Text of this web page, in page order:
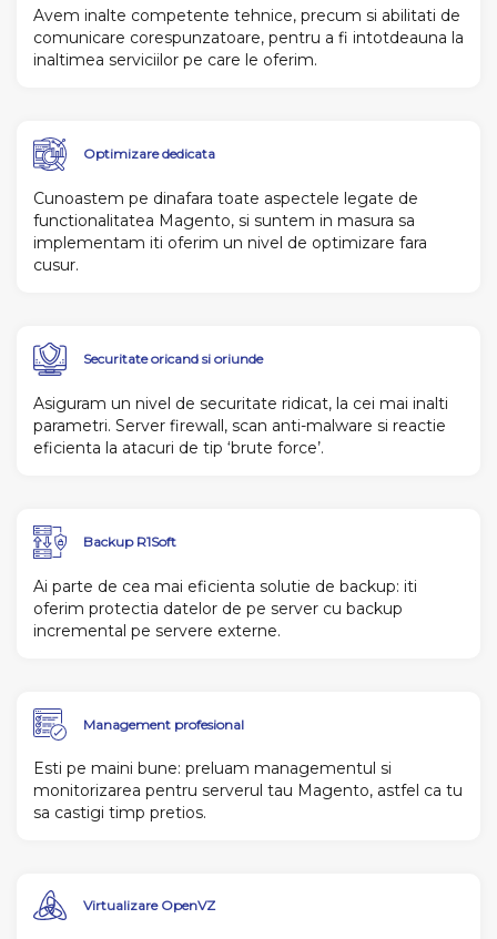
Avem inalte competente tehnice, precum si abilitati de
comunicare corespunzatoare, pentru a fi intotdeauna la
inaltimea serviciilor pe care le oferim.
Optimizare dedicata
Cunoastem pe dinafara toate aspectele legate de
functionalitatea Magento, si suntem in masura sa
implementam iti oferim un nivel de optimizare fara
cusur.
Securitateoricand si oriunde
Asiguram un nivel de securitate ridicat, la cei mai inalti
parametri. Server firewall, scan anti-malware si reactie
eficienta la atacuri de tip ‘brute force’.
Backup R1Soft
Ai parte de cea mai eficienta solutie de backup: iti
oferim protectia datelor de pe server cu backup
incremental pe servere externe.
Management profesional
Esti pe maini bune: preluam managementul si
monitorizarea pentru serverul tau Magento, astfel ca tu
sa castigi timp pretios.
Virtualizare OpenVZ